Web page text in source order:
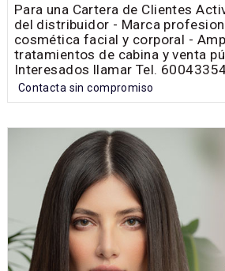
Para una Cartera de Clientes
del distribuidor - Marca
cosmética facial y corporal -
tratamientos de cabina y venta
Interesados llamar Tel.
Contacta sin compromiso